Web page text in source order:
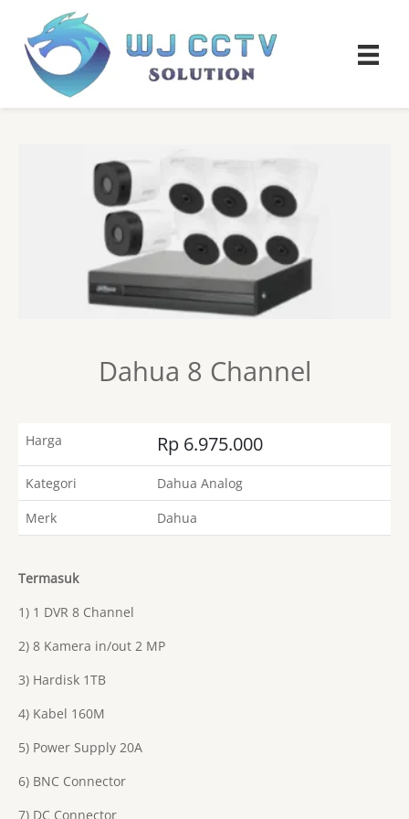
Dahua 8 Channel
Harga Rp 6.975.000
Kategori
Dahua Analog
Merk
Dahua
Termasuk
1) 1 DVR 8 Channel
2) 8 Kamera in/out 2 MP
3) Hardisk 1TB
4) Kabel 160M
5) Power Supply 20A
6) BNC Connector
7) DC Connector